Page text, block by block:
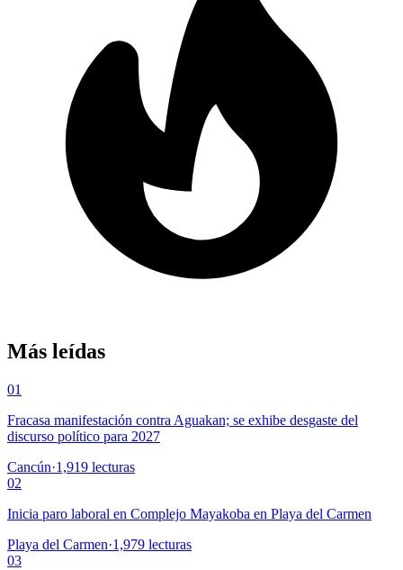
Más leídas
01
Fracasa manifestación contra Aguakan; se exhibe desgaste del
discurso político para 2027
Cancún·1,919 lecturas
02
Inicia paro laboral en Complejo Mayakoba en Playa del Carmen
Playa del Carmen·1,979 lecturas
03